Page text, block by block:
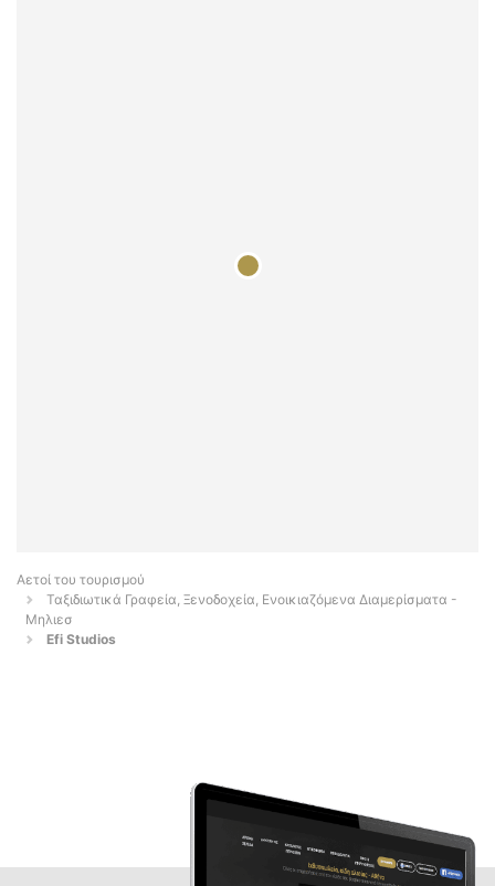
Αετοί του τουρισμού
Ταξιδιωτικά Γραφεία, Ξενοδοχεία, Ενοικιαζόμενα Διαμερίσματα -
Μηλιεσ
Efi Studios